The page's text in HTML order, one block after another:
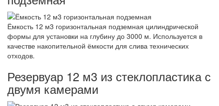
Ёмкость 12 м3 горизонтальная подземная цилиндрической
формы для установки на глубину до 3000 м. Используется в
качестве накопительной ёмкости для слива технических
отходов.
Резервуар 12 м3 из стеклопластика с
двумя камерами